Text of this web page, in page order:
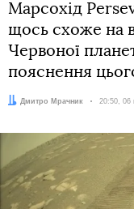
Марсохід
щось схоже на
Червоної
пояснення
Автор:
Дмитро Мрачник Дата:
20:50, 06